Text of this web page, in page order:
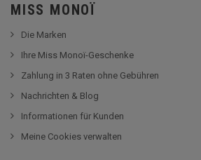
MISS MONOÏ
Die Marken
Ihre Miss Monoï-Geschenke
Zahlung in 3 Raten ohne Gebühren
Nachrichten & Blog
Informationen für Kunden
Meine Cookies verwalten